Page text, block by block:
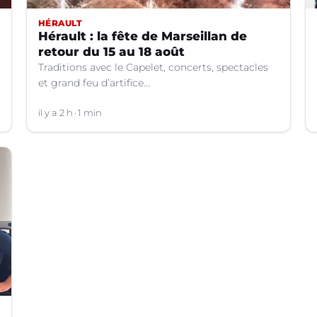
HÉRAULT
Hérault : la fête de Marseillan de
retour du 15 au 18 août
Traditions avec le Capelet, concerts, spectacles
et grand feu d’artifice...
il y a 2 h 1 min